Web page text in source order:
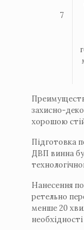
7
захисно-
хорошою
Підготовка
ДВП винна
Нанесення
ретельно
менше 20